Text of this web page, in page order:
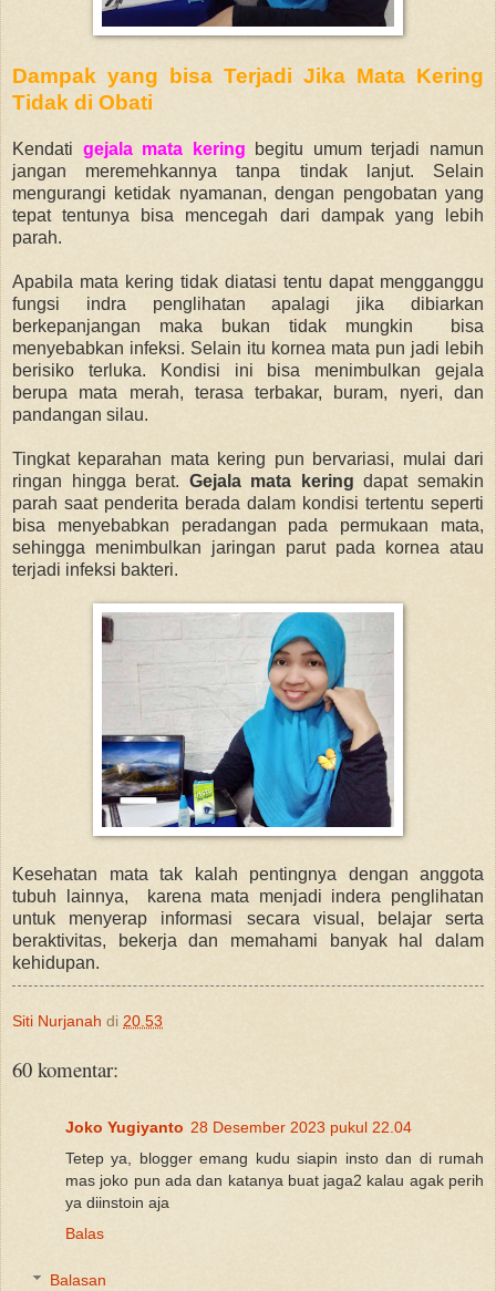
Dampak yang bisa Terjadi Jika Mata Kering
Tidak di Obati
Kendati gejala mata kering begitu umum terjadi namun
jangan meremehkannya tanpa tindak lanjut. Selain
mengurangi ketidak nyamanan, dengan pengobatan yang
tepat tentunya bisa mencegah dari dampak yang lebih
parah.
Apabila mata kering tidak diatasi tentu dapat mengganggu
fungsi indra penglihatan apalagi jika dibiarkan
berkepanjangan maka bukan tidak mungkin bisa
menyebabkan infeksi. Selain itu kornea mata pun jadi lebih
berisiko terluka. Kondisi ini bisa menimbulkan gejala
berupa mata merah, terasa terbakar, buram, nyeri, dan
pandangan silau.
Tingkat keparahan mata kering pun bervariasi, mulai dari
ringan hingga berat. Gejala mata kering dapat semakin
parah saat penderita berada dalam kondisi tertentu seperti
bisa menyebabkan peradangan pada permukaan mata,
sehingga menimbulkan jaringan parut pada kornea atau
terjadi infeksi bakteri.
Kesehatan mata tak kalah pentingnya dengan anggota
tubuh lainnya, karena mata menjadi indera penglihatan
untuk menyerap informasi secara visual, belajar serta
beraktivitas, bekerja dan memahami banyak hal dalam
kehidupan.
Siti Nurjanah di 20.53
60 komentar:
Joko Yugiyanto 28 Desember 2023 pukul 22.04
Tetep ya, blogger emang kudu siapin insto dan di rumah
mas joko pun ada dan katanya buat jaga2 kalau agak perih
ya diinstoin aja
Balas
Balasan